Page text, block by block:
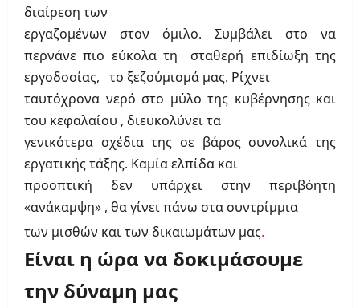
διαίρεση των
εργαζομένων στον
όμιλο. Συμβάλει στο να
περνάνε πιο εύκολα τη σταθερή επιδίωξη της
εργοδοσίας, το ξεζούμισμά μας. Ρίχνει
ταυτόχρονα νερό στο μύλο της κυβέρνησης και
του κεφαλαίου , διευκολύνει τα
γενικότερα σχέδια της σε βάρος συνολικά της
εργατικής τάξης. Καμία ελπίδα και
προοπτική δεν υπάρχει στην περιβόητη
«ανάκαμψη» , θα γίνει πάνω στα συντρίμμια
των μισθών και των δικαιωμάτων μας.
Είναι η ώρα να δοκιμάσουμε
την δύναμη μας